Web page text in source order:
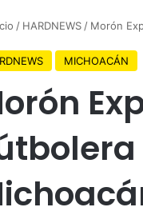
/ HARDNEWS / Morón
MICHOACÁN